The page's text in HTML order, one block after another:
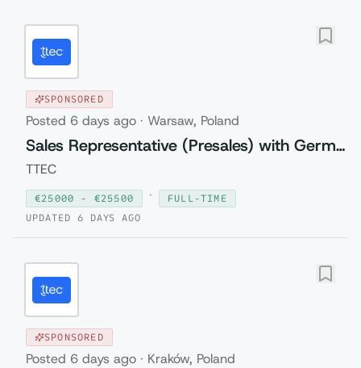
SPONSORED
Posted 6 days ago · Warsaw, Poland
Sales Representative (Presales) with German
TTEC
€25000 - €25500 ·
FULL-TIME
UPDATED 6 DAYS AGO
SPONSORED
Posted 6 days ago · Kraków, Poland